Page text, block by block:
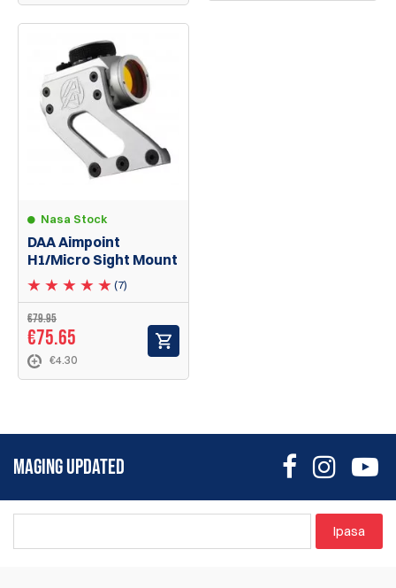
Nasa Stock
DAA Aimpoint
H1/Micro Sight Mount
(7)
€79.95
€75.65
€4.30
MAGING UPDATED
Ipasa